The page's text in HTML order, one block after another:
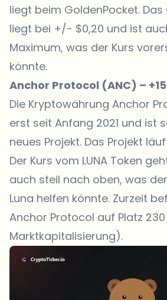
liegt beim GoldenPocket.
liegt bei +/- $0,20 und ist
Maximum, was der Kurs
könnte.
Anchor Protocol (ANC) –
Die Kryptowährung Anchor
erst seit Anfang 2021 und ist
neues Projekt. Das Projekt
Der Kurs vom LUNA Token
auch steil nach oben, was
Luna helfen könnte. Zurzeit
Anchor Protocol auf Platz
Marktkapitalisierung).